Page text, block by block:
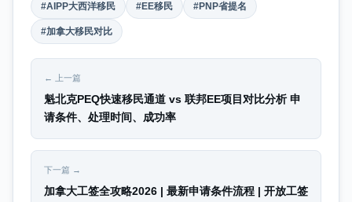
#AIPP大西洋移民 #EE移民 #PNP省提名
#加拿大移民对比
← 上一篇
魁北克PEQ快速移民通道 vs 联邦EE项目对比分析 申
请条件、处理时间、成功率
下一篇 →
加拿大工签全攻略2026 | 最新申请条件流程 | 开放工签